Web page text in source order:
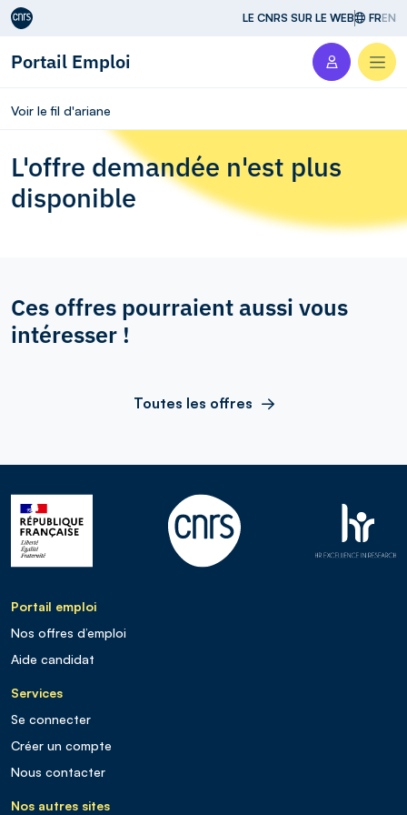
Aller au contenu LE CNRS SUR LE WEB FREN
Portail Emploi
Voir le fil d'ariane
L'offre demandée n'est plus
disponible
Ces offres pourraient aussi vous
intéresser !
Toutes les offres
Portail emploi
Nos offres d’emploi
Aide candidat
Services
Se connecter
Créer un compte
Nous contacter
Nos autres sites